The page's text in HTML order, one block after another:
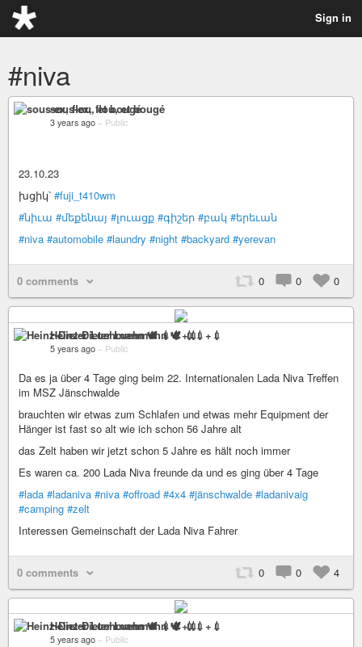
Sign in
#niva
sous-ex, flou, et bougé
3 years ago – Public
23.10.23
խցիկ՝ #fuji_t410wm
#նիւա #մեքենայ #լուացք #գիշեր #բակ #երեւան
#niva #automobile #laundry #night #backyard #yerevan
0 comments 0 0 0
Heinz-Dieter Luehmann 🕊 💉💉+💉
5 years ago – Public
Da es ja über 4 Tage ging beim 22. Internationalen Lada Niva Treffen
im MSZ Jänschwalde
brauchten wir etwas zum Schlafen und etwas mehr Equipment der
Hänger ist fast so alt wie ich schon 56 Jahre alt
das Zelt haben wir jetzt schon 5 Jahre es hält noch immer
Es waren ca. 200 Lada Niva freunde da und es ging über 4 Tage
#lada #ladaniva #niva #offroad #4x4 #jänschwalde #ladanivaig
#camping #zelt
Interessen Gemeinschaft der Lada Niva Fahrer
0 comments 0 0 4
Heinz-Dieter Luehmann 🕊 💉💉+💉
5 years ago – Public